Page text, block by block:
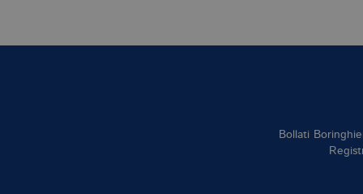
Bollati
_gat_UA-96327731-1